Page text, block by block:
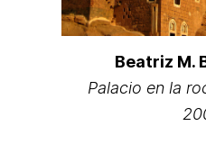
Beatriz M.
Palacio en la